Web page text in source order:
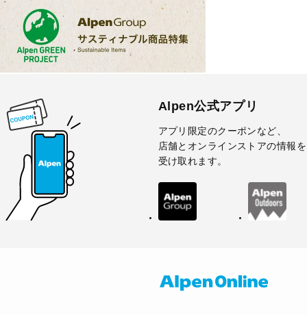
Alpen公式アプリ
アプリ限定のクーポンなど、
店舗とオンラインストアの情報を
受け取れます。